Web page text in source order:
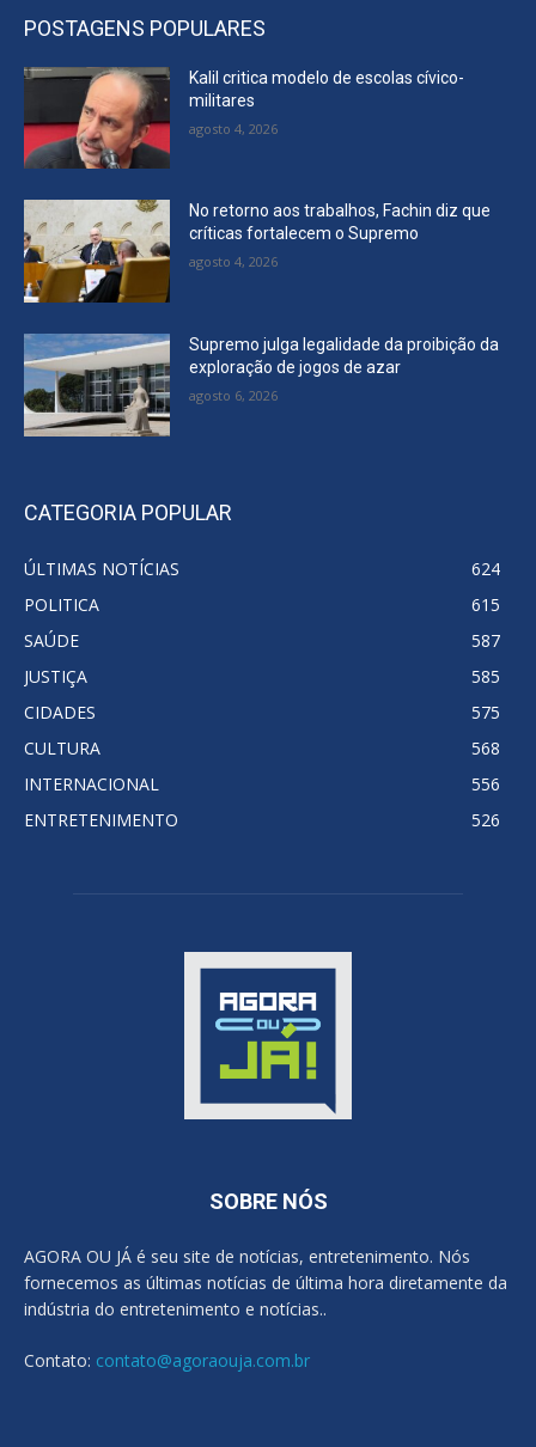
POSTAGENS POPULARES
Kalil critica modelo de escolas cívico-
militares
agosto 4, 2026
No retorno aos trabalhos, Fachin diz que
críticas fortalecem o Supremo
agosto 4, 2026
Supremo julga legalidade da proibição da
exploração de jogos de azar
agosto 6, 2026
CATEGORIA POPULAR
ÚLTIMAS NOTÍCIAS
624
POLITICA
615
SAÚDE
587
JUSTIÇA
585
CIDADES
575
CULTURA
568
INTERNACIONAL
556
ENTRETENIMENTO
526
SOBRE NÓS
AGORA OU JÁ é seu site de notícias, entretenimento. Nós
fornecemos as últimas notícias de última hora diretamente da
indústria do entretenimento e notícias..
Contato: contato@agoraouja.com.br